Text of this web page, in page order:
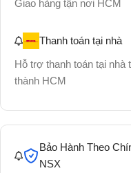
Giao hàng tận nơi HCM
Thanh toán tại nhà
Hỗ trợ thanh toán tại nhà
thành HCM
Bảo Hành Theo
NSX